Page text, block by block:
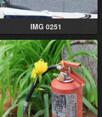
IMG 0251